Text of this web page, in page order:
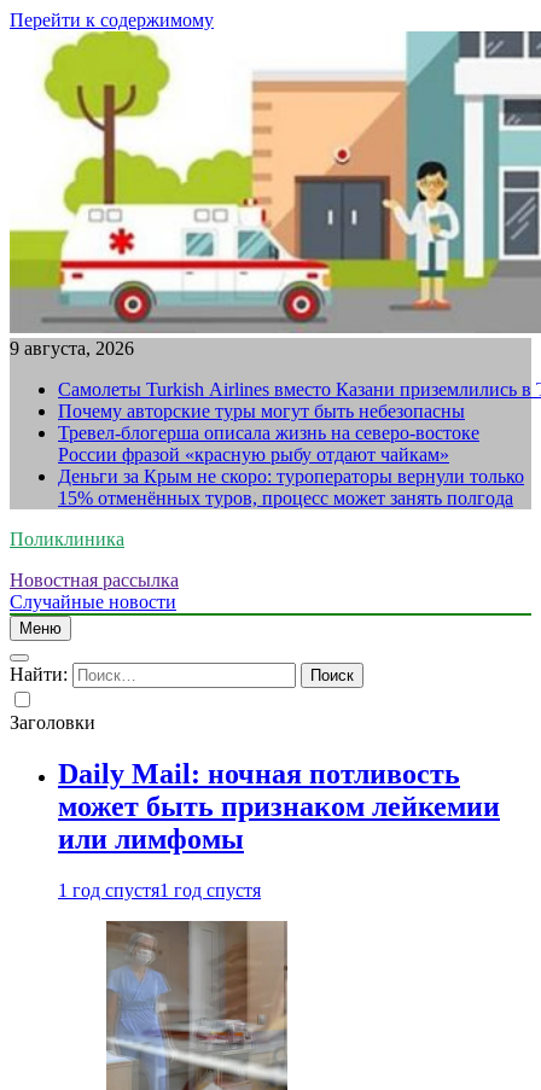
Перейти к содержимому
9 августа, 2026
Самолеты Turkish Airlines вместо Казани приземлились в
Почему авторские туры могут быть небезопасны
Тревел-блогерша описала жизнь на северо-востоке
России фразой «красную рыбу отдают чайкам»
Деньги за Крым не скоро: туроператоры вернули только
15% отменённых туров, процесс может занять полгода
Поликлиника
Новостная рассылка
Случайные новости
Меню
Найти:
Заголовки
Daily Mail: ночная потливость
может быть признаком лейкемии
или лимфомы
1 год спустя1 год спустя